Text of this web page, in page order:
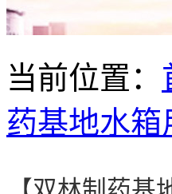
当前位置 ：
药基地水